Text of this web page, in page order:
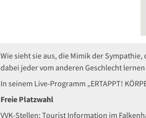
Wie sieht sie aus, die Mimik der
dabei jeder vom anderen Geschlecht
In seinem Live-Programm „ERTAPPT!
Freie Platzwahl
VVK-Stellen: Tourist Information im